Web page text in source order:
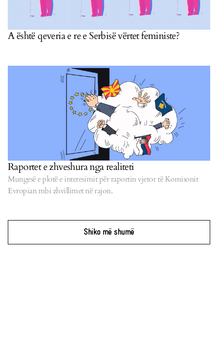
A është qeveria e re e Serbisë vërtet feministe?
Raportet e zhveshura nga realiteti
Mungesë e plotë e interesimit për raportin vjetor të Komisonit
Evropian mbi zhvillimet në rajon.
Shiko më shumë